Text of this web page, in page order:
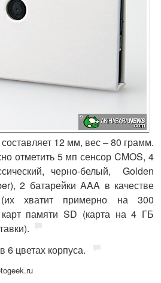
12 мм, вес – 80 грамм.
отметить 5 мп сенсор CMOS, 4
черно-белый, Golden
2 батарейки AAA в качестве
(их хватит примерно на 300
памяти SD (карта на 4 ГБ
6 цветах корпуса.